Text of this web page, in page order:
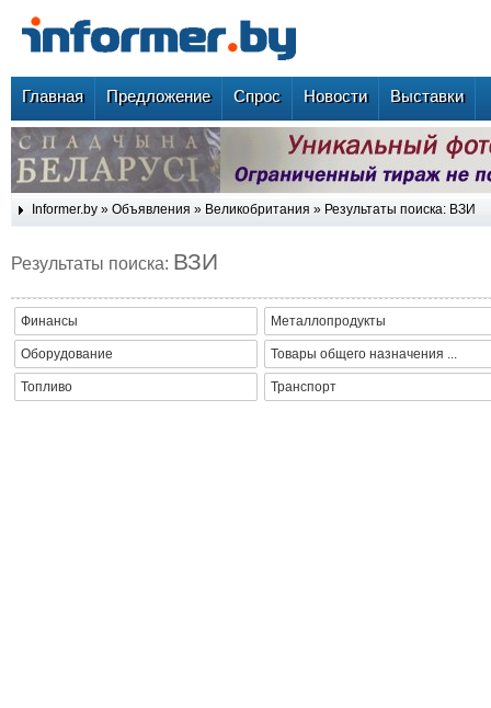
Главная Предложение Спрос Новости Выставки
Informer.by » Объявления » Великобритания » Результаты поиска: ВЗИ
Результаты поиска: ВЗИ
Финансы Металлопродукты
Оборудование Товары общего назначения ...
Топливо Транспорт